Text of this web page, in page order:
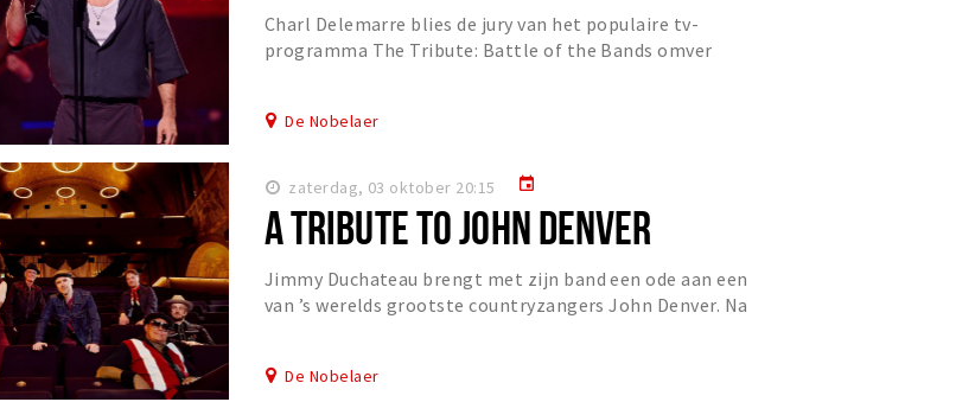
Charl Delemarre blies de jury van het populaire tv-
programma The Tribute: Battle of the Bands omver
De Nobelaer
zaterdag, 03 oktober 20:15 event
A TRIBUTE TO JOHN DENVER
Jimmy Duchateau brengt met zijn band een ode aan een
van ’s werelds grootste countryzangers John Denver. Na
De Nobelaer